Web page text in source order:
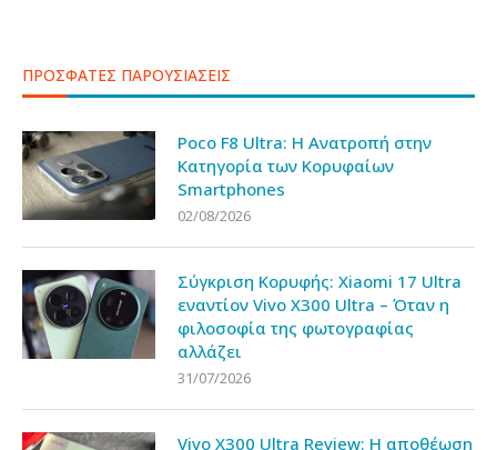
ΠΡΟΣΦΑΤΕΣ ΠΑΡΟΥΣΙΑΣΕΙΣ
Poco F8 Ultra: Η Ανατροπή στην
Κατηγορία των Κορυφαίων
Smartphones
02/08/2026
Σύγκριση Κορυφής: Xiaomi 17 Ultra
εναντίον Vivo X300 Ultra – Όταν η
φιλοσοφία της φωτογραφίας
αλλάζει
31/07/2026
Vivo X300 Ultra Review: Η αποθέωση